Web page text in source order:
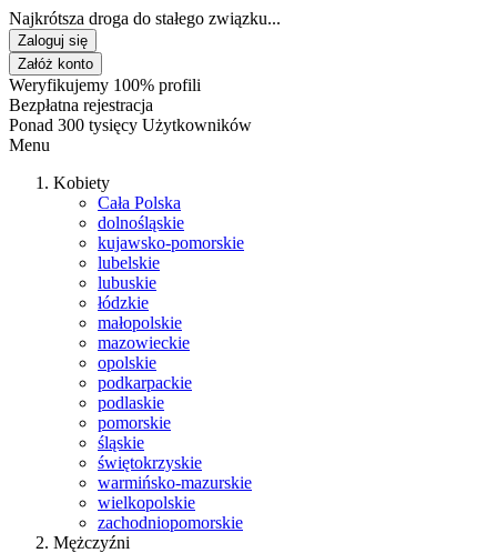
Najkrótsza droga do stałego związku...
Zaloguj się
Załóż konto
Weryfikujemy 100% profili
Bezpłatna rejestracja
Ponad 300 tysięcy Użytkowników
Menu
Kobiety
Cała Polska
dolnośląskie
kujawsko-pomorskie
lubelskie
lubuskie
łódzkie
małopolskie
mazowieckie
opolskie
podkarpackie
podlaskie
pomorskie
śląskie
świętokrzyskie
warmińsko-mazurskie
wielkopolskie
zachodniopomorskie
Mężczyźni